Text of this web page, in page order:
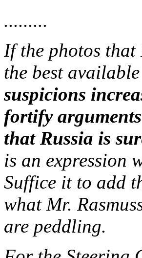
.........
If the photos that
the best
suspicions
fortify
that Russia is
is an expression
Suffice it to add
what Mr.
are peddling.